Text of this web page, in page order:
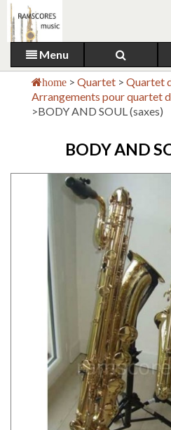
Menu
home > Quartet > Quartet
Arrangements pour quartet
>BODY AND SOUL (saxes)
BODY AND